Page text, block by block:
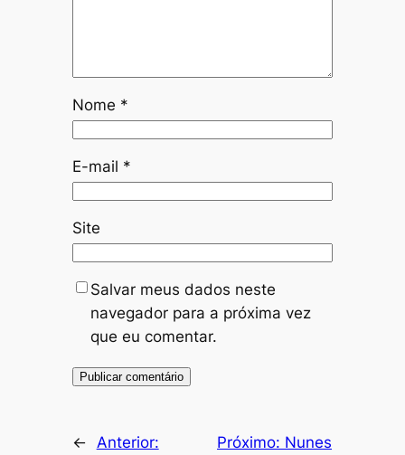
Nome *
E-mail *
Site
Salvar meus dados neste
navegador para a próxima vez
que eu comentar.
←
Anterior:
Próximo: Nunes